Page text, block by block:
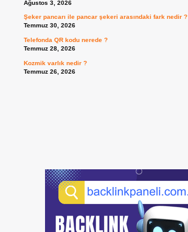
Ağustos 3, 2026
Şeker pancarı ile pancar şekeri arasındaki fark nedir ?
Temmuz 30, 2026
Telefonda QR kodu nerede ?
Temmuz 28, 2026
Kozmik varlık nedir ?
Temmuz 26, 2026